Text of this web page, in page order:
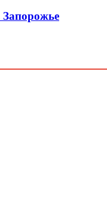
Запорожье